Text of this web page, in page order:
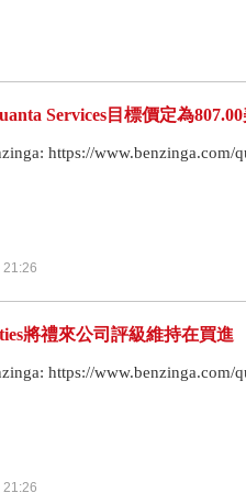
Services目標價定為
https://www.benzinga.com/
21:26
將禮來公司評級維持在買進
https://www.benzinga.com/
21:26